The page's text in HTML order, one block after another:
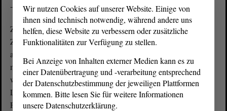
- Kultur- und Traditionspflege in allen Landesteilen
Zur Änderung der Landesverfassung bedarf es einer
Zweidrittelmehrheit des Landtags. Dies geschah bislang unter
anderem durch die Verfassungsänderung vom 27. Januar 2005,
mit der die Legislaturperiode von vier auf fünf Jahre erweitert
wurde, vom 5. Dezember 2014, durch die Kinderrrechte in die
Landesverfassung aufgenommen wurden, sowie mit der am 28.
Februar 2020 beschlossenen Änderung, durch die die
Wir nutzen Cookies auf unserer Website. Einige von
ihnen sind technisch notwendig, während andere uns
helfen, diese Website zu verbessern oder zusätzliche
Funktionalitäten zur Verfügung zu stellen.
Bei Anzeige von Inhalten externer Medien kann es zu
einer Datenübertragung und -verarbeitung entsprechend
der Datenschutzbestimmung der jeweiligen Plattformen
kommen. Bitte lesen Sie für weitere Informationen
unsere Datenschutzerklärung.